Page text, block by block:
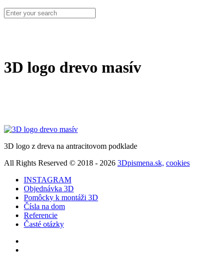
3D logo drevo masív
3D logo z dreva na antracitovom podklade
All Rights Reserved © 2018 - 2026 3Dpismena.sk, cookies
INSTAGRAM
Objednávka 3D
Pomôcky k montáži 3D
Čísla na dom
Referencie
Časté otázky